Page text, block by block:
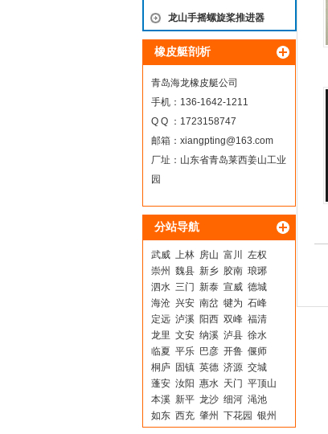
龙山手摇螺旋桨推进器
橡皮艇剖析
青岛海龙橡皮艇公司
手机：136-1642-1211
Q Q ：1723158747
邮箱： xiangpting@163.com
厂址：山东省青岛莱西姜山工业
园
分站导航
武威 上林 房山 富川
左权
崇州 魏县 新乡 胶南 琅琊
泗水 三门 新泰 宣威 德城
海沧 兴安 南岔 犍为 石峰
定远 泸溪 阳西 双峰 福清
龙里 文安 纳溪 泸县 徐水
临夏 平乐 巴彦 开鲁 偃师
桐庐
固镇 英德 济源 交城
蓬安 汝阳 惠水 天门 平顶山
本溪 新平 龙沙 细河 渑池
如东 西充 肇州 下花园 银州